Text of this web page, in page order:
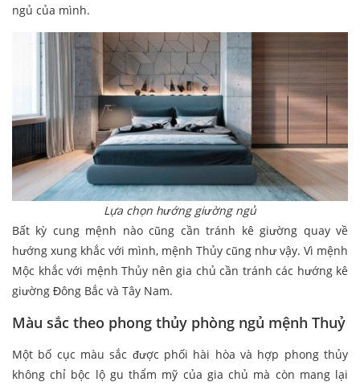
ngủ của mình.
Lựa chọn hướng giường ngủ
Bất kỳ cung mệnh nào cũng cần tránh kê giường quay về
hướng xung khắc với mình, mệnh Thủy cũng như vậy. Vì mệnh
Mộc khắc với mệnh Thủy nên gia chủ cần tránh các hướng kê
giường Đông Bắc và Tây Nam.
Màu sắc theo phong thủy phòng ngủ mệnh Thuỷ
Một bố cục màu sắc được phối hài hòa và hợp phong thủy
không chỉ bộc lộ gu thẩm mỹ của gia chủ mà còn mang lại